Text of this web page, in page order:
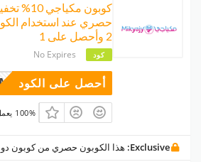
كوبون
حصري عند استخدام
2 وأحصل على 1
كود No Expires
أحصل على الكود
100% يعمل
Exclusive: هذا الكوبون حصري من كوبون